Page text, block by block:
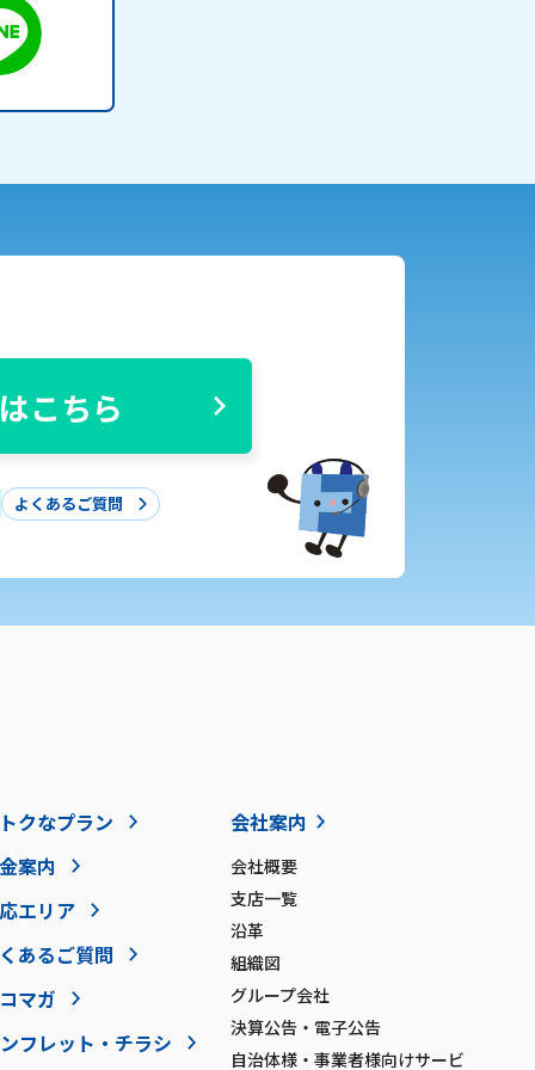
こちら
よくあるご質問
クなプラン
案内
エリア
あるご質問
マガ
フレット・チラシ
会社案内
会社概要
支店一覧
沿革
組織図
グループ会社
決算公告・電子公告
自治体様・事業者様向けサービ